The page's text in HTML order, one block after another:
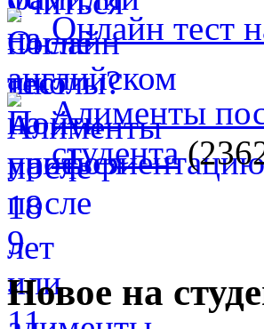
Онлайн тест
Алименты
студента
Новое на